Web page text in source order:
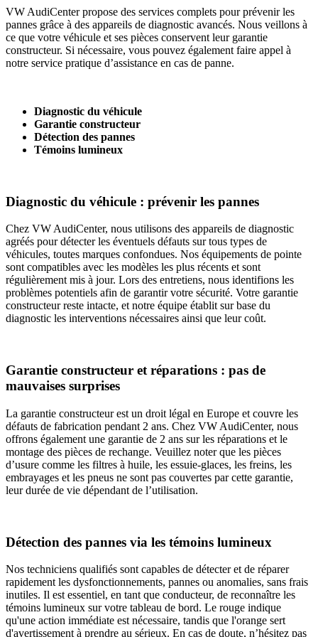
VW AudiCenter propose des services complets pour prévenir les
pannes grâce à des appareils de diagnostic avancés. Nous veillons à
ce que votre véhicule et ses pièces conservent leur garantie
constructeur. Si nécessaire, vous pouvez également faire appel à
notre service pratique d’assistance en cas de panne.
Diagnostic du véhicule
Garantie constructeur
Détection des pannes
Témoins lumineux
Diagnostic du véhicule : prévenir les pannes
Chez VW AudiCenter, nous utilisons des appareils de diagnostic
agréés pour détecter les éventuels défauts sur tous types de
véhicules, toutes marques confondues. Nos équipements de pointe
sont compatibles avec les modèles les plus récents et sont
régulièrement mis à jour. Lors des entretiens, nous identifions les
problèmes potentiels afin de garantir votre sécurité. Votre garantie
constructeur reste intacte, et notre équipe établit sur base du
diagnostic les interventions nécessaires ainsi que leur coût.
Garantie constructeur et réparations : pas de
mauvaises surprises
La garantie constructeur est un droit légal en Europe et couvre les
défauts de fabrication pendant 2 ans. Chez VW AudiCenter, nous
offrons également une garantie de 2 ans sur les réparations et le
montage des pièces de rechange. Veuillez noter que les pièces
d’usure comme les filtres à huile, les essuie-glaces, les freins, les
embrayages et les pneus ne sont pas couvertes par cette garantie,
leur durée de vie dépendant de l’utilisation.
Détection des pannes via les témoins lumineux
Nos techniciens qualifiés sont capables de détecter et de réparer
rapidement les dysfonctionnements, pannes ou anomalies, sans frais
inutiles. Il est essentiel, en tant que conducteur, de reconnaître les
témoins lumineux sur votre tableau de bord. Le rouge indique
qu'une action immédiate est nécessaire, tandis que l'orange sert
d'avertissement à prendre au sérieux. En cas de doute, n’hésitez pas